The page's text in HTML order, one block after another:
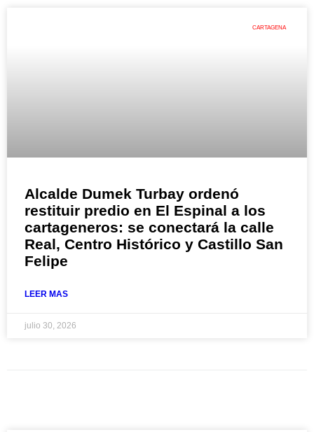
CARTAGENA
Alcalde Dumek Turbay ordenó
restituir predio en El Espinal a los
cartageneros: se conectará la calle
Real, Centro Histórico y Castillo San
Felipe
LEER MAS
julio 30, 2026